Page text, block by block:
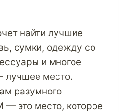
найти лучшие
сумки, одежду со
и многое
лучшее место.
разумного
— это место, которое